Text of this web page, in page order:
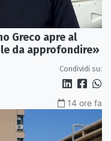
Greco apre al
da approfondire»
Condividi su:
14 ore fa